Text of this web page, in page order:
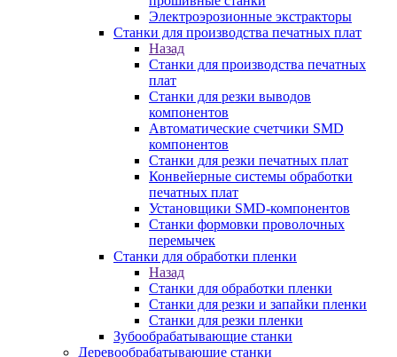
Электроэрозионные экстракторы
Станки для производства печатных плат
Назад
Станки для производства печатных
плат
Станки для резки выводов
компонентов
Автоматические счетчики SMD
компонентов
Станки для резки печатных плат
Конвейерные системы обработки
печатных плат
Установщики SMD-компонентов
Станки формовки проволочных
перемычек
Станки для обработки пленки
Назад
Станки для обработки пленки
Станки для резки и запайки пленки
Станки для резки пленки
Зубообрабатывающие станки
Деревообрабатывающие станки